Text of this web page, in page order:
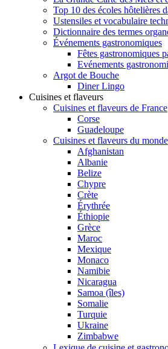
Top 10 des écoles hôtelières
Ustensiles et vocabulaire
Dictionnaire des termes
Événements gastronomiques
Fêtes gastronomiques
Evénements
Argot de Bouche
Diner Lingo
Cuisines et flaveurs
Cuisines et flaveurs de France
Corse
Guadeloupe
Cuisines et flaveurs du monde
Afghanistan
Albanie
Belize
Chypre
Crète
Érythrée
Éthiopie
Grèce
Maroc
Mexique
Monaco
Namibie
Nicaragua
Samoa (îles)
Somalie
Turquie
Ukraine
Zimbabwe